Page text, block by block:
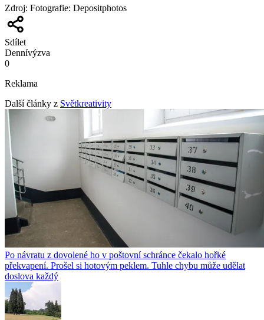
Zdroj: Fotografie: Depositphotos
Sdílet
Dennívýzva
0
Reklama
Další články z Světkreativity
Po návratu z dovolené ho v poštovní schránce čekalo hořké
překvapení. Prošel si hotovým peklem. Tuhle chybu může udělat
doslova každý